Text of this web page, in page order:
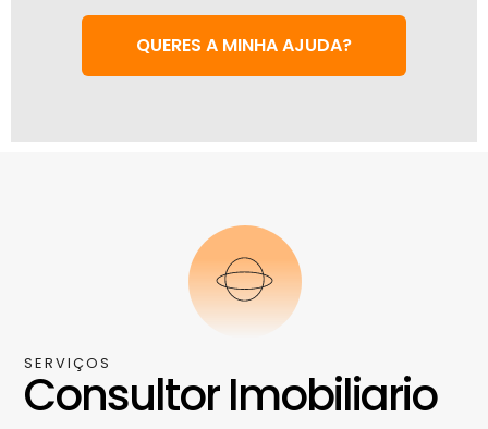
QUERES A MINHA AJUDA?
SERVIÇOS
Consultor Imobiliario